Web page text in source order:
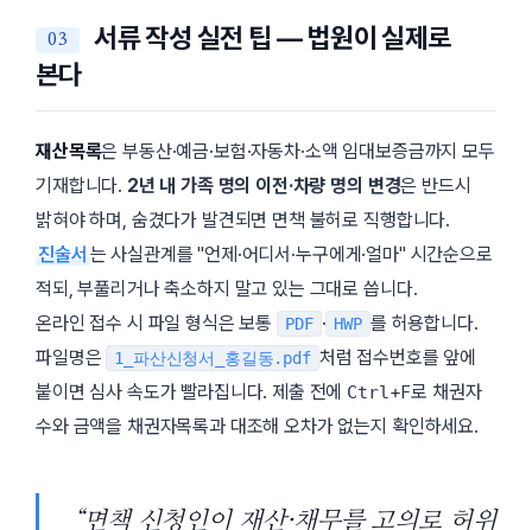
서류 작성 실전 팁 — 법원이 실제로
본다
재산목록은 부동산·예금·보험·자동차·소액 임대보증금까지 모두
기재합니다. 2년 내 가족 명의 이전·차량 명의 변경은 반드시
밝혀야 하며, 숨겼다가 발견되면 면책 불허로 직행합니다.
진술서 는 사실관계를 언제·어디서·누구에게·얼마 시간순으로
적되, 부풀리거나 축소하지 말고 있는 그대로 씁니다.
온라인 접수 시 파일 형식은 보통
PDF · HWP 를 허용합니다.
파일명은
1_파산신청서_홍길동.pdf 처럼 접수번호를 앞에
붙이면 심사 속도가 빨라집니다. 제출 전에 Ctrl+F로 채권자
수와 금액을 채권자목록과 대조해 오차가 없는지 확인하세요.
“면책 신청인이 재산·채무를 고의로 허위